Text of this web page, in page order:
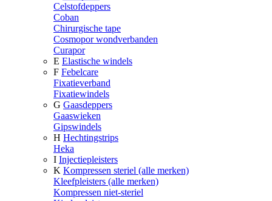
Celstofdeppers
Coban
Chirurgische tape
Cosmopor wondverbanden
Curapor
E Elastische windels
F Febelcare
Fixatieverband
Fixatiewindels
G Gaasdeppers
Gaaswieken
Gipswindels
H Hechtingstrips
Heka
I Injectiepleisters
K Kompressen steriel (alle merken)
Kleefpleisters (alle merken)
Kompressen niet-steriel